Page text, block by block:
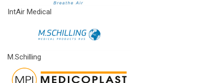
IntAir Medical
M.Schilling